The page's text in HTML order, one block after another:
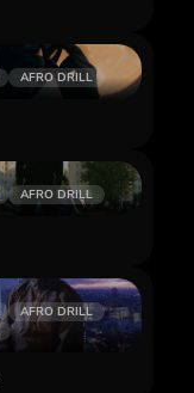
AFRO DRILL
AFRO DRILL
AFRO DRILL